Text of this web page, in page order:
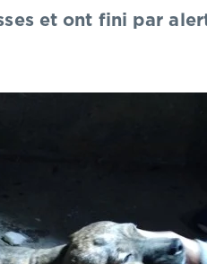
et ont fini par